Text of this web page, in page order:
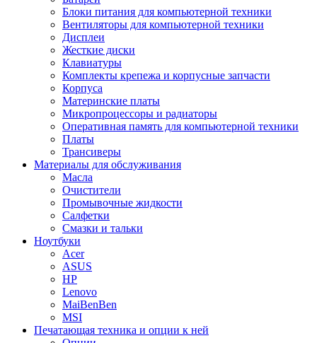
Блоки питания для компьютерной техники
Вентиляторы для компьютерной техники
Дисплеи
Жесткие диски
Клавиатуры
Комплекты крепежа и корпусные запчасти
Корпуса
Материнские платы
Микропроцессоры и радиаторы
Оперативная память для компьютерной техники
Платы
Трансиверы
Материалы для обслуживания
Масла
Очистители
Промывочные жидкости
Салфетки
Смазки и тальки
Ноутбуки
Acer
ASUS
HP
Lenovo
MaiBenBen
MSI
Печатающая техника и опции к ней